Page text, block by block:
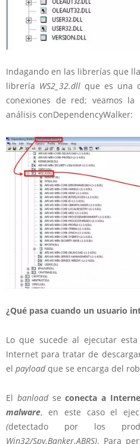
Indagando en las librerías que
librería WS2_32.dllque es una
conexiones de red; veamos
análisis conDependencyWalker:
¿Qué pasa cuando un usuario
Lo que sucede al ejecutar
Internet para tratar de
el payloadque se encarga del
El banloadseconecta a
malware, en este caso el
(detectado por los
Win32/Spy.Banker.ABRS). Para